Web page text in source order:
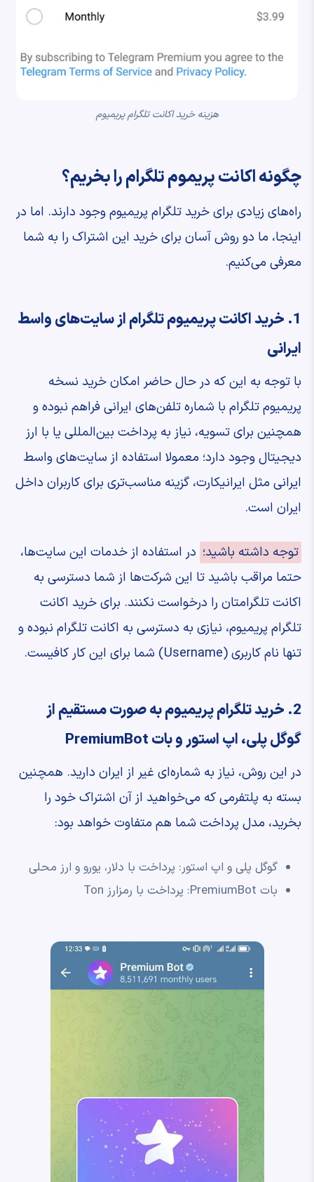
هزینه خرید اکانت تلگرام پریمیوم
چگونه اکانت پریموم تلگرام را بخریم؟
راه‌های زیادی برای خرید تلگرام پریمیوم وجود دارند. اما در
اینجا، ما دو روش آسان برای خرید این اشتراک را به شما
معرفی می‌کنیم.
1. خرید اکانت پریمیوم تلگرام از سایت‌های واسط
ایرانی
با توجه به این که در حال حاضر امکان خرید نسخه
پریمیوم تلگرام با شماره تلفن‌های ایرانی فراهم نبوده و
همچنین برای تسویه، نیاز به پرداخت بین‌المللی یا با ارز
دیجیتال وجود دارد؛ معمولا استفاده از سایت‌های واسط
ایرانی مثل ایرانیکارت، گزینه مناسب‌تری برای کاربران داخل
ایران است.
توجه داشته باشید؛ در استفاده از خدمات این سایت‌ها،
حتما مراقب باشید تا این شرکت‌ها از شما دسترسی به
اکانت تلگرامتان را درخواست نکنند. برای خرید اکانت
تلگرام پریمیوم، نیازی به دسترسی به اکانت تلگرام نبوده و
تنها نام کاربری (Username) شما برای این کار کافیست.
2. خرید تلگرام پریمیوم به صورت مستقیم از
گوگل پلی، اپ استور و بات PremiumBot
در این روش، نیاز به شماره‌ای غیر از ایران دارید. همچنین
بسته به پلتفرمی که می‌خواهید از آن اشتراک خود را
بخرید، مدل پرداخت شما هم متفاوت خواهد بود:
گوگل پلی و اپ استور: پرداخت با دلار، یورو و ارز محلی
بات PremiumBot: پرداخت با رمزارز Ton